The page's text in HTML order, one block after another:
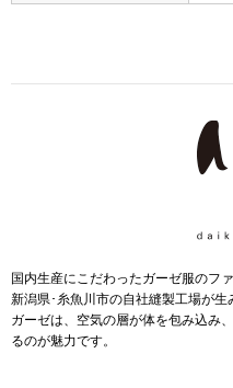
国内生産にこだわったガーゼ服のフ
新潟県･糸魚川市の自社縫製工場が
ガーゼは、空気の層が体を包み込み
るのが魅力です。